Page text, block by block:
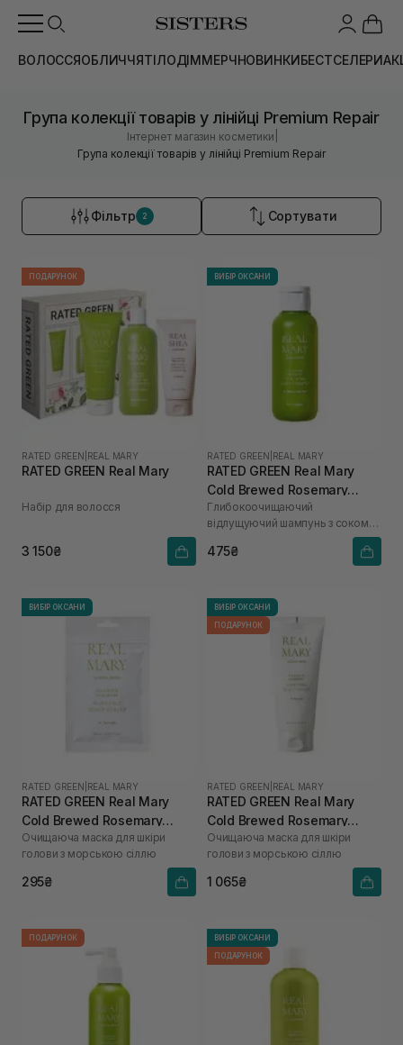
ВОЛОССЯОБЛИЧЧЯТІЛОДІММЕРЧНОВИНКИБЕСТСЕЛЕРИ
Група колекції товарів у лінійці Premium Repair
Інтернет магазин косметики
Група колекції товарів у лінійці Premium Repair
Фільтр 2 Сортувати
ПОДАРУНОК
RATED GREEN REAL MARY
RATED GREEN Real Mary
Набір для волосся
3 150₴
ВИБІР ОКСАНИ
RATED GREEN REAL MARY
RATED GREEN Real Mary
Cold Brewed Rosemary
Exfoliating Scalp Shampoo
100 мл
Глибокоочищаючий
відлущуючий шампунь з соком
475₴
ВИБІР ОКСАНИ
RATED GREEN REAL MARY
RATED GREEN Real Mary
Cold Brewed Rosemary
Purifyng Scalp Scaler 50 мл
Очищаюча маска для шкіри
голови з морською сіллю
295₴
ВИБІР ОКСАНИ
ПОДАРУНОК
RATED GREEN REAL MARY
RATED GREEN Real Mary
Cold Brewed Rosemary
Purifyng Scalp Scaler 200
мл
Очищаюча маска для шкіри
голови з морською сіллю
1 065₴
ПОДАРУНОК
ВИБІР ОКСАНИ
ПОДАРУНОК